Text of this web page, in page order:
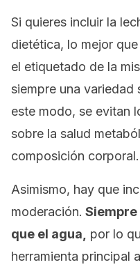
Si quieres incluir la
dietética, lo mejor
el etiquetado de la
siempre una variedad
este modo, se evitan
sobre la salud
composición corporal.
Asimismo, hay que
moderación.
que el agua,
por lo
herramienta principal